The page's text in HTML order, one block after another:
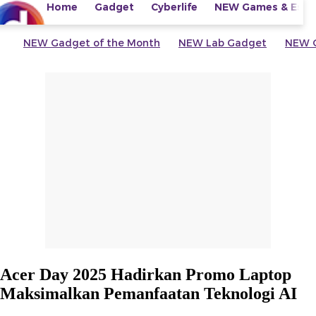
Home Gadget Cyberlife NEW Games &
NEW Gadget of the Month NEW Lab Gadget NEW
Acer Day 2025 Hadirkan Promo Laptop
Maksimalkan Pemanfaatan Teknologi AI